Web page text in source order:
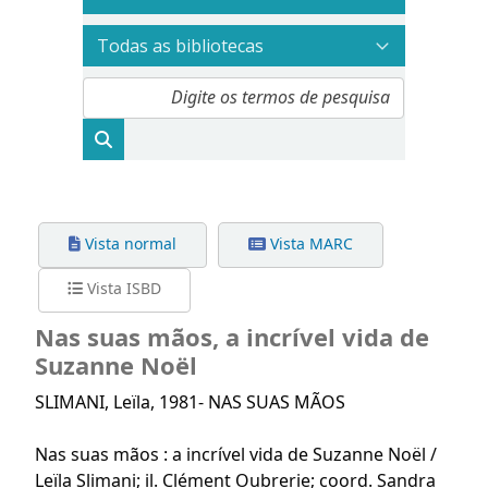
Vista normal
Vista MARC
Vista ISBD
Nas suas mãos, a incrível vida de
Suzanne Noël
SLIMANI, Leïla, 1981- NAS SUAS MÃOS
Nas suas mãos : a incrível vida de Suzanne Noël /
Leïla Slimani; il. Clément Oubrerie; coord. Sandra